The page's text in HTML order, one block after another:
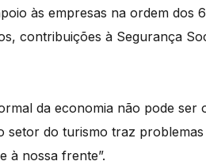
às empresas na ordem dos
contribuições à Segurança
da economia não pode ser
setor do turismo traz
à nossa frente”.